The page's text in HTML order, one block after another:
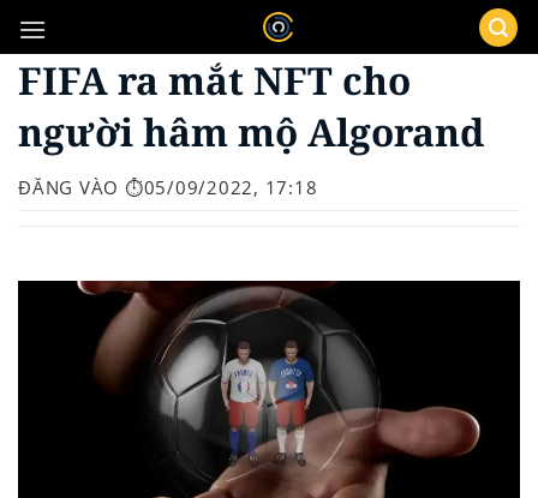
qua
nội
FIFA ra mắt NFT cho
người hâm mộ Algorand
ĐĂNG VÀO ⏱️05/09/2022, 17:18